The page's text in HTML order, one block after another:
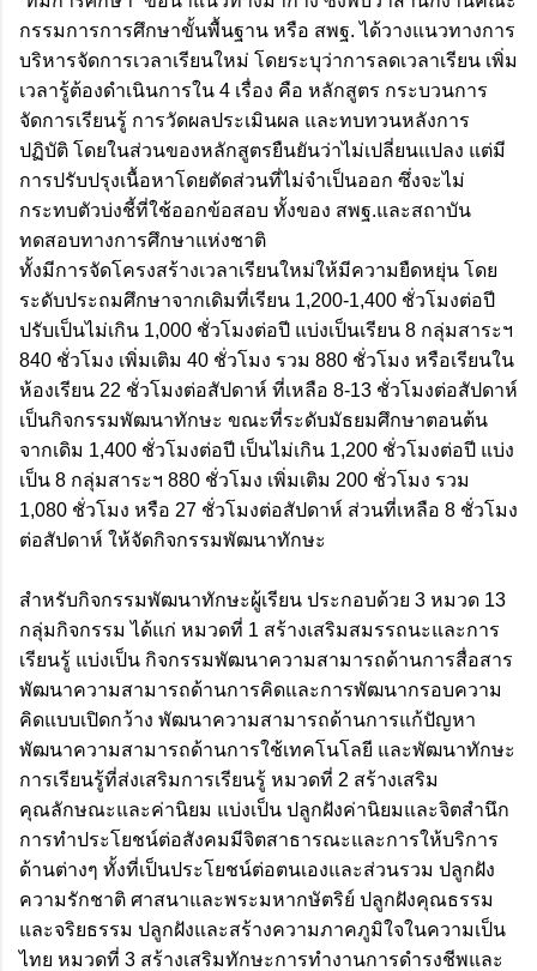
กรรมการการศึกษาขั้นพื้นฐาน หรือ สพฐ. ได้วางแนวทางการ
บริหารจัดการเวลาเรียนใหม่ โดยระบุว่าการลดเวลาเรียน เพิ่ม
เวลารู้ต้องดำเนินการใน 4 เรื่อง คือ หลักสูตร กระบวนการ
จัดการเรียนรู้ การวัดผลประเมินผล และทบทวนหลังการ
ปฏิบัติ โดยในส่วนของหลักสูตรยืนยันว่าไม่เปลี่ยนแปลง แต่มี
การปรับปรุงเนื้อหาโดยตัดส่วนที่ไม่จำเป็นออก ซึ่งจะไม่
กระทบตัวบ่งชี้ที่ใช้ออกข้อสอบ ทั้งของ สพฐ.และสถาบัน
ทดสอบทางการศึกษาแห่งชาติ
ทั้งมีการจัดโครงสร้างเวลาเรียนใหม่ให้มีความยืดหยุ่น โดย
ระดับประถมศึกษาจากเดิมที่เรียน 1,200-1,400 ชั่วโมงต่อปี
ปรับเป็นไม่เกิน 1,000 ชั่วโมงต่อปี แบ่งเป็นเรียน 8 กลุ่มสาระฯ
840 ชั่วโมง เพิ่มเติม 40 ชั่วโมง รวม 880 ชั่วโมง หรือเรียนใน
ห้องเรียน 22 ชั่วโมงต่อสัปดาห์ ที่เหลือ 8-13 ชั่วโมงต่อสัปดาห์
เป็นกิจกรรมพัฒนาทักษะ ขณะที่ระดับมัธยมศึกษาตอนต้น
จากเดิม 1,400 ชั่วโมงต่อปี เป็นไม่เกิน 1,200 ชั่วโมงต่อปี แบ่ง
เป็น 8 กลุ่มสาระฯ 880 ชั่วโมง เพิ่มเติม 200 ชั่วโมง รวม
1,080 ชั่วโมง หรือ 27 ชั่วโมงต่อสัปดาห์ ส่วนที่เหลือ 8 ชั่วโมง
ต่อสัปดาห์ ให้จัดกิจกรรมพัฒนาทักษะ
สำหรับกิจกรรมพัฒนาทักษะผู้เรียน ประกอบด้วย 3 หมวด 13
กลุ่มกิจกรรม ได้แก่ หมวดที่ 1 สร้างเสริมสมรรถนะและการ
เรียนรู้ แบ่งเป็น กิจกรรมพัฒนาความสามารถด้านการสื่อสาร
พัฒนาความสามารถด้านการคิดและการพัฒนากรอบความ
คิดแบบเปิดกว้าง พัฒนาความสามารถด้านการแก้ปัญหา
พัฒนาความสามารถด้านการใช้เทคโนโลยี และพัฒนาทักษะ
การเรียนรู้ที่ส่งเสริมการเรียนรู้ หมวดที่ 2 สร้างเสริม
คุณลักษณะและค่านิยม แบ่งเป็น ปลูกฝังค่านิยมและจิตสำนึก
การทำประโยชน์ต่อสังคมมีจิตสาธารณะและการให้บริการ
ด้านต่างๆ ทั้งที่เป็นประโยชน์ต่อตนเองและส่วนรวม ปลูกฝัง
ความรักชาติ ศาสนาและพระมหากษัตริย์ ปลูกฝังคุณธรรม
และจริยธรรม ปลูกฝังและสร้างความภาคภูมิใจในความเป็น
ไทย หมวดที่ 3 สร้างเสริมทักษะการทำงานการดำรงชีพและ